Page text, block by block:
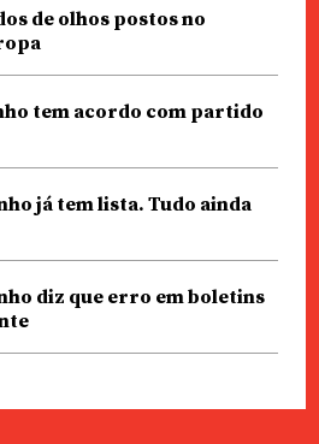
de olhos postos no
tem acordo com partido
já tem lista. Tudo ainda
diz que erro em boletins